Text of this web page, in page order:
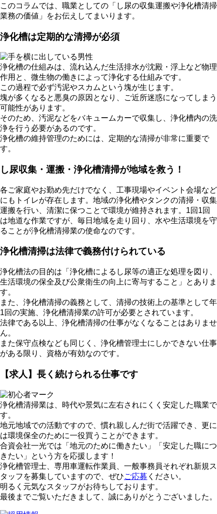
このコラムでは、職業としての「し尿の収集運搬や浄化槽清掃
業務の価値」をお伝えしてまいります。
浄化槽は定期的な清掃が必須
浄化槽の仕組みは、流れ込んだ生活排水が沈殿・浮上など物理
作用と、微生物の働きによって浄化する仕組みです。
この過程で必ず汚泥やスカムという塊が生じます。
塊が多くなると悪臭の原因となり、ご近所迷惑になってしまう
可能性があります。
そのため、汚泥などをバキュームカーで収集し、浄化槽内の洗
浄を行う必要があるのです。
浄化槽の維持管理のためには、定期的な清掃が非常に重要で
す。
し尿収集・運搬・浄化槽清掃が地域を救う！
各ご家庭やお勤め先だけでなく、工事現場やイベント会場など
にもトイレが存在します。地域の浄化槽やタンクの清掃・収集
運搬を行い、清潔に保つことで環境が維持されます。1回1回
は地道な作業ですが、毎日地域を走り回り、水や生活環境を守
ることが浄化槽清掃業の使命なのです。
浄化槽清掃は法律で義務付けられている
浄化槽法の目的は「浄化槽によるし尿等の適正な処理を図り、
生活環境の保全及び公衆衛生の向上に寄与すること」とありま
す。
また、浄化槽清掃の義務として、清掃の技術上の基準として年
1回の実施、浄化槽清掃業の許可が必要とされています。
法律である以上、浄化槽清掃の仕事がなくなることはありませ
ん。
また保守点検なども同じく、浄化槽管理士にしかできない仕事
がある限り、資格が有効なのです。
【求人】長く続けられる仕事です
浄化槽清掃業は、時代や景気に左右されにくく安定した職業で
す。
地元地域での活動ですので、慣れ親しんだ街で活躍でき、更に
は環境保全のために一役買うことができます。
合資会社一光では「地元のために働きたい」「安定した職につ
きたい」という方を応援します！
浄化槽管理士、専用車運転作業員、一般事務員それぞれ新規ス
タッフを募集していますので、ぜひご応募 ください。
明るく元気なスタッフがお待ちしております。
最後までご覧いただきまして、誠にありがとうございました。